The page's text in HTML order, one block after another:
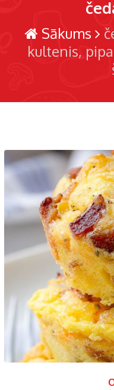
Sākums
kultenis